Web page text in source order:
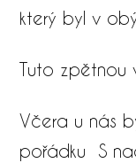
který byl v
Tuto zpětnou
Včera u nás
pořádku S